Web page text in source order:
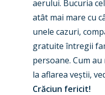
aerului. Bucuria
atât mai mare cu
unele cazuri,
gratuite întregii
persoane. Cum
la aflarea veștii,
Crăciun fericit!